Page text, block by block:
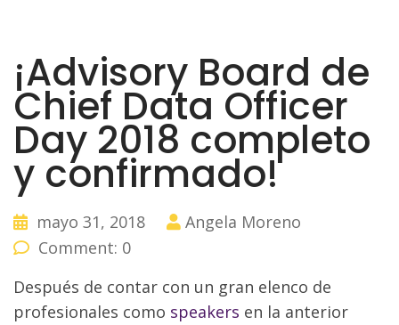
¡Advisory Board de
Chief Data Officer
Day 2018 completo
y confirmado!
mayo 31, 2018
Angela Moreno
Comment: 0
Después de contar con un gran elenco de
profesionales como speakers en la anterior